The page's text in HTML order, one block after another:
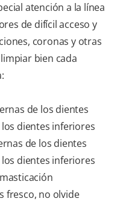
atención a la línea
de difícil acceso y
coronas y otras
bien cada
de los dientes
dientes inferiores
de los dientes
dientes inferiores
fresco, no olvide